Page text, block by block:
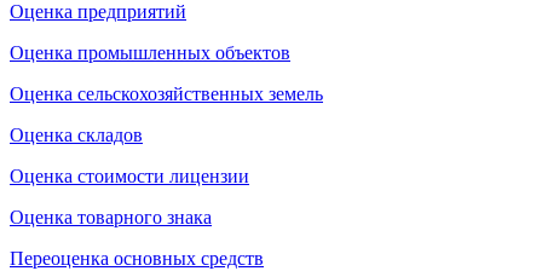
Оценка предприятий
Оценка промышленных объектов
Оценка сельскохозяйственных земель
Оценка складов
Оценка стоимости лицензии
Оценка товарного знака
Переоценка основных средств